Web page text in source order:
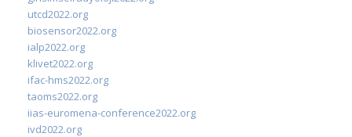
utcd2022.org
biosensor2022.org
ialp2022.org
klivet2022.org
ifac-hms2022.org
taoms2022.org
iias-euromena-conference2022.org
ivd2022.org